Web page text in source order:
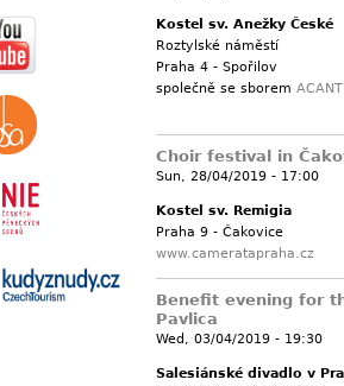
Kostel sv. Anežky České
Roztylské náměstí
Praha 4 - Spořilov
společně se sborem ACANT
Choir festival in
Sun, 28/04/2019 - 17:00
Kostel sv. Remigia
Praha 9 - Čakovice
www.cameratapraha.cz
Benefit evening for
Pavlica
Wed, 03/04/2019 - 19:30
Salesiánské divadlo v